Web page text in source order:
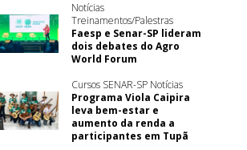
Notícias
Treinamentos/Palestras
Faesp e Senar-SP lideram
dois debates do Agro
World Forum
Cursos SENAR-SP Notícias
Programa Viola Caipira
leva bem-estar e
aumento da renda a
participantes em Tupã